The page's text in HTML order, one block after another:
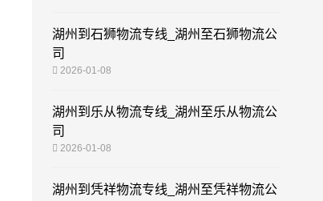
湖州到石狮物流专线_湖州至石狮物流公
司
2026-01-08
湖州到乐从物流专线_湖州至乐从物流公
司
2026-01-08
湖州到凭祥物流专线_湖州至凭祥物流公